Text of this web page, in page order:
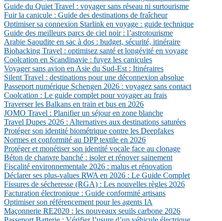
Guide du Quiet Travel : voyager sans réseau ni surtourisme
Fuir la canicule : Guide des destinations de fraîcheur
Optimiser sa connexion Starlink en voyage : guide technique
Guide des meilleurs parcs de ciel noir : l’astrotourisme
Arabie Saoudite en sac à dos : budget, sécurité, itinéraire
Biohacking Travel : optimisez santé et longévité en voyage
Coolcation en Scandinavie : fuyez les canicules
Voyager sans avion en Asie du Sud-Est : Itinéraires
Silent Travel : destinations pour une déconnexion absolue
Passeport numérique Schengen 2026 : voyagez sans contact
Coolcation : Le guide complet pour voyager au frais
Traverser les Balkans en train et bus en 2026
JOMO Travel : Planifier un séjour en zone blanche
Travel Dupes 2026 : Alternatives aux destinations saturées
Protéger son identité biométrique contre les Deepfakes
Normes et conformité au DPP textile en 2026
Protéger et monétiser son identité vocale face au clonage
Béton de chanvre banché : isoler et rénover sainement
Fiscalité environnementale 2026 : malus et rénovation
Déclarer ses plus-values RWA en 2026 : Le Guide Complet
Fissures de sécheresse (RGA) : Les nouvelles règles 2026
Facturation électronique : Guide conformité artisans
Optimiser son référencement pour les agents IA
Maçonnerie RE2020 : les nouveaux seuils carbone 2026